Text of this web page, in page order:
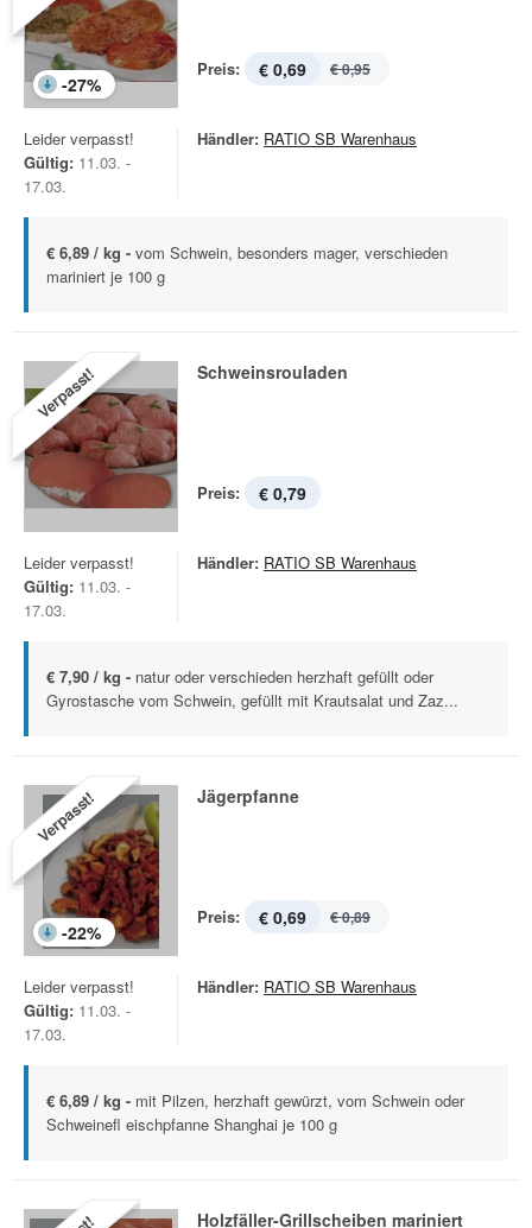
-27%
Preis: € 0,69 € 0,95
Leider verpasst!
Gültig: 11.03. -
17.03.
Händler: RATIO SB Warenhaus
€ 6,89 / kg - vom Schwein, besonders mager, verschieden
mariniert je 100 g
Verpasst! Schweinsrouladen
Preis: € 0,79
Leider verpasst!
Gültig: 11.03. -
17.03.
Händler: RATIO SB Warenhaus
€ 7,90 / kg - natur oder verschieden herzhaft gefüllt oder
Gyrostasche vom Schwein, gefüllt mit Krautsalat und Zaz...
Verpasst!
-22%
Jägerpfanne
Preis: € 0,69 € 0,89
Leider verpasst!
Gültig: 11.03. -
17.03.
Händler: RATIO SB Warenhaus
€ 6,89 / kg - mit Pilzen, herzhaft gewürzt, vom Schwein oder
Schweinefl eischpfanne Shanghai je 100 g
Holzfäller-Grillscheiben mariniert